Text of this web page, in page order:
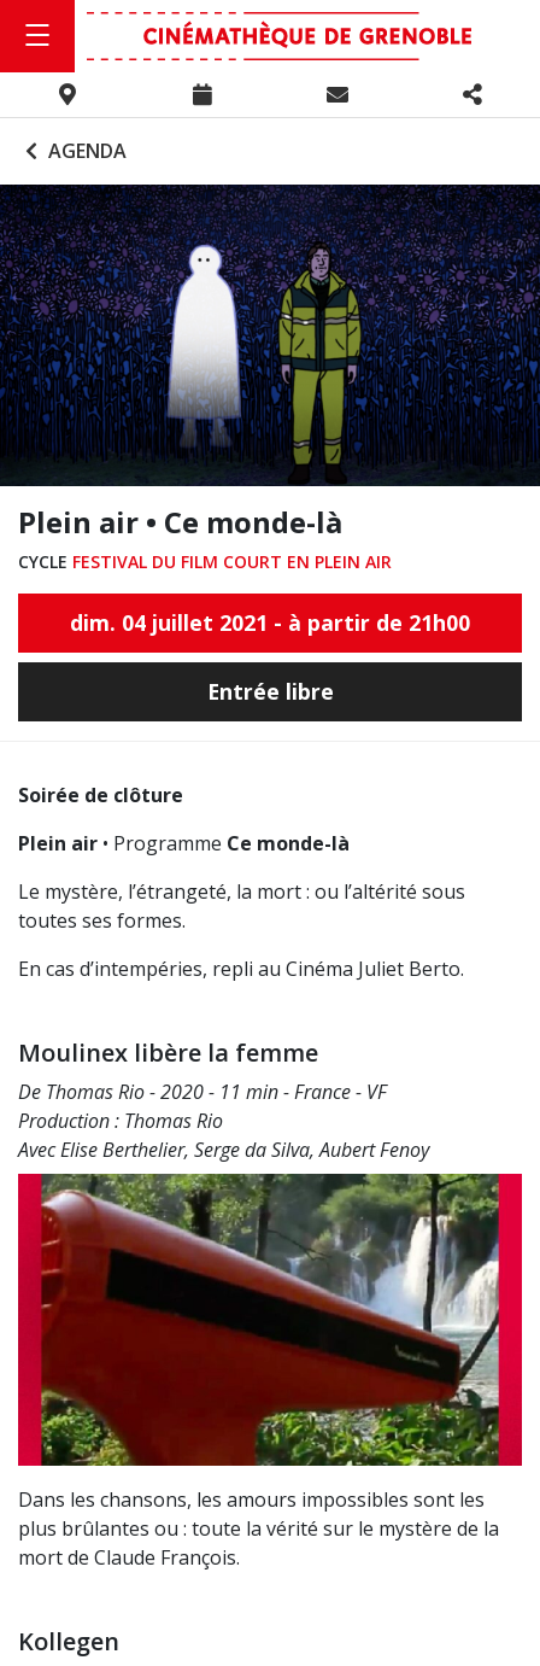
AGENDA
Plein air • Ce monde-là
CYCLE FESTIVAL DU FILM COURT EN PLEIN AIR
dim. 04 juillet 2021 - à partir de 21h00
Entrée libre
Soirée de clôture
Plein air • Programme Ce monde-là
Le mystère, l’étrangeté, la mort : ou l’altérité sous
toutes ses formes.
En cas d’intempéries, repli au Cinéma Juliet Berto.
Moulinex libère la femme
De Thomas Rio - 2020 - 11 min - France - VF
Production : Thomas Rio
Avec Elise Berthelier, Serge da Silva, Aubert Fenoy
Dans les chansons, les amours impossibles sont les
plus brûlantes ou : toute la vérité sur le mystère de la
mort de Claude François.
Kollegen